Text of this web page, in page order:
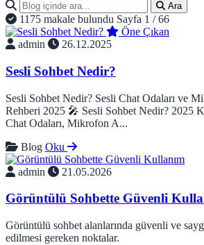
Ara
1175 makale bulundu Sayfa 1 / 66
Öne Çıkan
admin
26.12.2025
Sesli Sohbet Nedir?
Sesli Sohbet Nedir? Sesli Chat Odaları ve
Rehberi 2025 🎤 Sesli Sohbet Nedir? 2025
Chat Odaları, Mikrofon A...
Blog Oku
admin 21.05.2026
Görüntülü Sohbette Güvenli
Görüntülü sohbet alanlarında güvenli ve
edilmesi gereken noktalar.